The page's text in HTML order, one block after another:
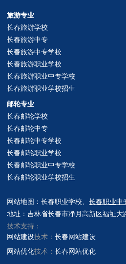
旅游专业
长春旅游学校
长春旅游中专
长春旅游中专学校
长春旅游职业学校
长春旅游职业中专学校
长春旅游职业学校招生
邮轮专业
长春邮轮学校
长春邮轮中专
长春邮轮中专学校
长春邮轮职业学校
长春邮轮职业中专学校
长春邮轮职业学校招生
网站地图 ：长春职业学校、长春职业中
地址 ：吉林省长春市净月高新区福祉大
技术支持：
网站建设技术：长春网站建设
网站优化技术：长春网站优化